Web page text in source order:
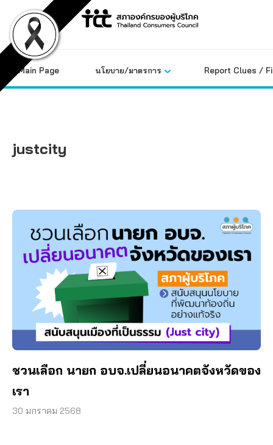
content
Main Page นโยบาย/มาตรการ Report Clues /
justcity
ชวนเลือก นายก อบจ.เปลี่ยนอนาคตจังหวัดของ
เรา
30 มกราคม 2568